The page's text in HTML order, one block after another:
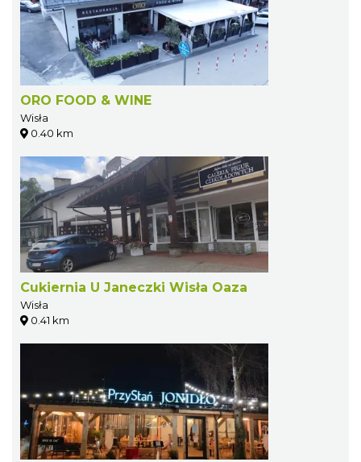
ORO FOOD & WINE
Wisła
0.40 km
Cukiernia U Janeczki Wisła Oaza
Wisła
0.41 km